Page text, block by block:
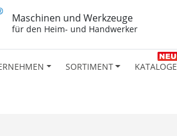
Maschinen und Werkzeuge
für den Heim- und Handwerker
SORTIMENT KATALOGE